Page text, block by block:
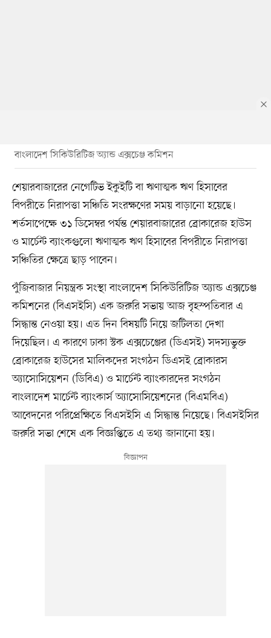
বাংলাদেশ সিকিউরিটিজ অ্যান্ড এক্সচেঞ্জ কমিশন
শেয়ারবাজারের নেগেটিভ ইকুইটি বা ঋণাত্মক ঋণ হিসাবের
বিপরীতে নিরাপত্তা সঞ্চিতি সংরক্ষণের সময় বাড়ানো হয়েছে।
শর্তসাপেক্ষে ৩১ ডিসেম্বর পর্যন্ত শেয়ারবাজারের ব্রোকারেজ হাউস
ও মার্চেন্ট ব্যাংকগুলো ঋণাত্মক ঋণ হিসাবের বিপরীতে নিরাপত্তা
সঞ্চিতির ক্ষেত্রে ছাড় পাবেন।
পুঁজিবাজার নিয়ন্ত্রক সংস্থা বাংলাদেশ সিকিউরিটিজ অ্যান্ড এক্সচেঞ্জ
কমিশনের (বিএসইসি) এক জরুরি সভায় আজ বৃহস্পতিবার এ
সিদ্ধান্ত নেওয়া হয়। এত দিন বিষয়টি নিয়ে জটিলতা দেখা
দিয়েছিল। এ কারণে ঢাকা স্টক এক্সচেঞ্জের (ডিএসই) সদস্যভুক্ত
ব্রোকারেজ হাউসের মালিকদের সংগঠন ডিএসই ব্রোকারস
অ্যাসোসিয়েশন (ডিবিএ) ও মার্চেন্ট ব্যাংকারদের সংগঠন
বাংলাদেশ মার্চেন্ট ব্যাংকার্স অ্যাসোসিয়েশনের (বিএমবিএ)
আবেদনের পরিপ্রেক্ষিতে বিএসইসি এ সিদ্ধান্ত নিয়েছে। বিএসইসির
জরুরি সভা শেষে এক বিজ্ঞপ্তিতে এ তথ্য জানানো হয়।